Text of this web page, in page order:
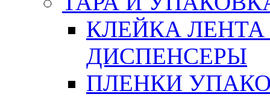
КЛЕЙКА
ДИСПЕНСЕРЫ
ПЛЕНКИ